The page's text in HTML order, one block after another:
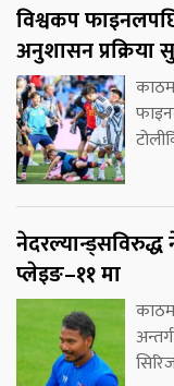
विश्वकप
अनुशासन प्रक्रिया
प्लेइङ–११ मा